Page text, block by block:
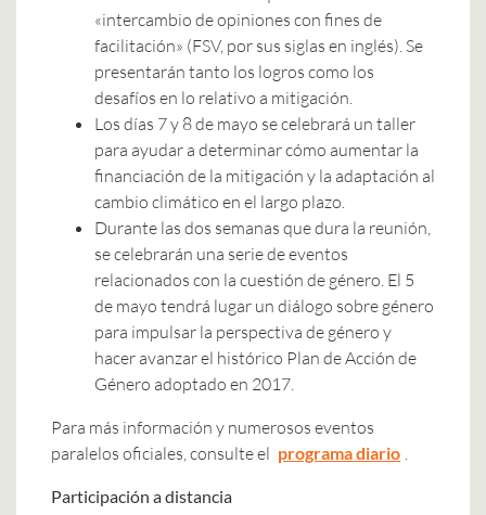
«intercambio de opiniones con fines de
facilitación» (FSV, por sus siglas en inglés). Se
presentarán tanto los logros como los
desafíos en lo relativo a mitigación.
Los días 7 y 8 de mayo se celebrará un taller
para ayudar a determinar cómo aumentar la
financiación de la mitigación y la adaptación al
cambio climático en el largo plazo.
Durante las dos semanas que dura la reunión,
se celebrarán una serie de eventos
relacionados con la cuestión de género. El 5
de mayo tendrá lugar un diálogo sobre género
para impulsar la perspectiva de género y
hacer avanzar el histórico Plan de Acción de
Género adoptado en 2017.
Para más información y numerosos eventos
paralelos oficiales, consulte el programa diario
Participación a distancia